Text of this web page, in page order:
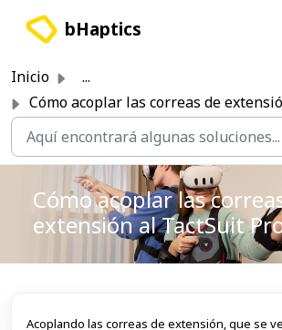
bHaptics
Inicio
...
Cómo acoplar las correas de extensión
Cómo acoplar las
extensión al TactSuit
Acoplando las correas de extensión, que se